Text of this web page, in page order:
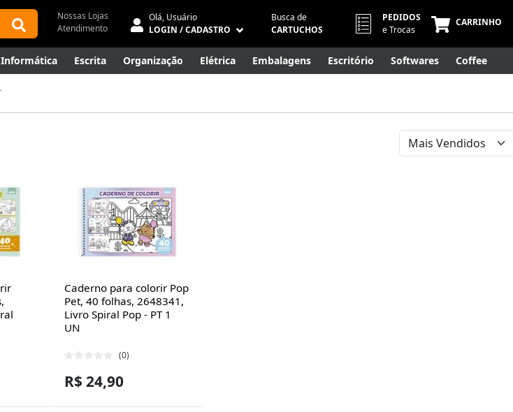
Nossas Lojas
Atendimento
Olá, Usuário
LOGIN / CADASTRO
Busca de
CARTUCHOS
PEDIDOS
e Trocas
CARRINHO
Informática Escrita Organização Elétrica Embalagens Escritório Softwares Coffee
Luxo
Outlet
Caderno para colorir Pop
Pet, 40 folhas, 2648341,
Livro Spiral Pop - PT 1
UN
(0)
R$ 24,90